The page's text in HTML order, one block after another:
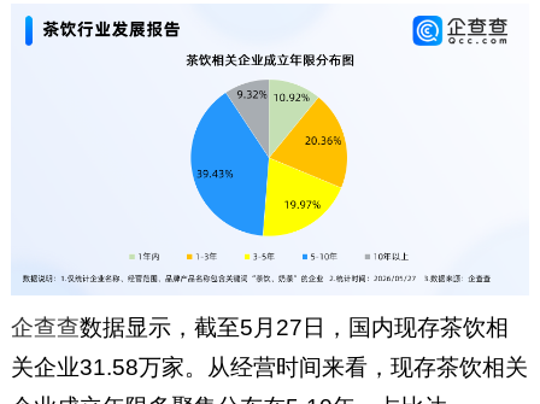
企查查数据显示，截至5月27日，国内现存茶饮相
关企业31.58万家。从经营时间来看，现存茶饮相关